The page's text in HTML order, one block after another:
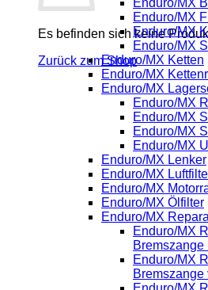
Es befinden sich keine
Zurück zum Shop
Enduro/MX
Enduro/MX
Enduro/MX
Enduro/MX
Enduro/MX Ketten
Enduro/MX
Enduro/MX
Enduro/MX
Enduro/MX
Enduro/MX
Enduro/MX
Enduro/MX Lenker
Enduro/MX
Enduro/MX
Enduro/MX Ölfilter
Enduro/MX
Enduro/MX
Bremszange
Enduro/MX
Bremszange